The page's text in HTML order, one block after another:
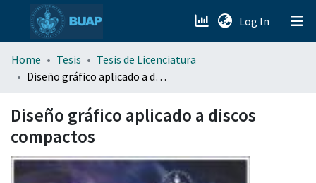
Log In (current)
menu.section.about_menu
Home Tesis
Tesis de Licenciatura
Diseño gráfico aplicado a discos compactos
Diseño gráfico aplicado a discos
compactos